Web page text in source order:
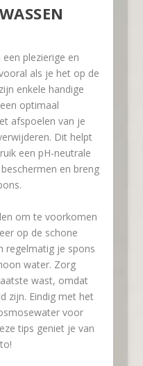
plezierige en
als je het op de
enkele handige
optimaal
afspoelen van je
Dit helpt
een pH-neutrale
en breng
om te voorkomen
op de schone
regelmatig je spons
water. Zorg
wast, omdat
zijn. Eindig met het
voor
tips geniet je van